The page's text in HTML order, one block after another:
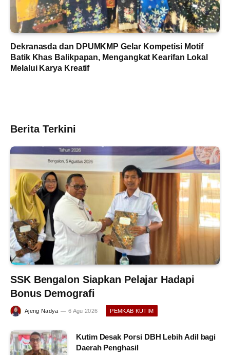
Dekranasda dan DPUMKMP Gelar Kompetisi Motif
Batik Khas Balikpapan, Mengangkat Kearifan Lokal
Melalui Karya Kreatif
Berita Terkini
SSK Bengalon Siapkan Pelajar Hadapi
Bonus Demografi
Ajeng Nadya 6 Agu 2026 PEMKAB KUTIM
Kutim Desak Porsi DBH Lebih Adil bagi
Daerah Penghasil